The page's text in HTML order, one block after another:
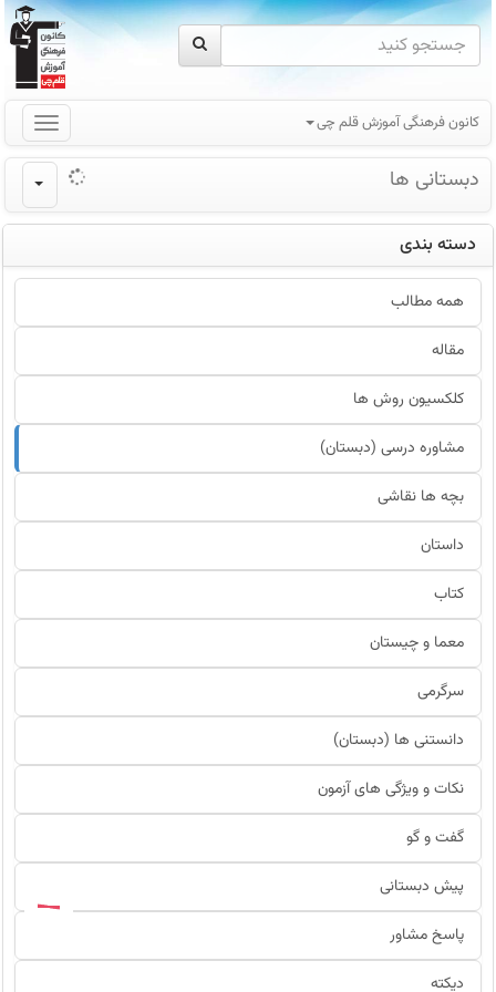
کانون فرهنگی آموزش قلم چی
دبستانی ها
دسته بندی
همه مطالب
مقاله
کلکسیون روش ها
مشاوره درسی (دبستان)
بچه ها نقاشی
داستان
کتاب
معما و چیستان
سرگرمی
دانستنی ها (دبستان)
نکات و ویژگی های آزمون
گفت و گو
پیش دبستانی
پاسخ مشاور
دیکته